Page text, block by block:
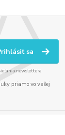
sa
newslettera.
priamo vo vašej